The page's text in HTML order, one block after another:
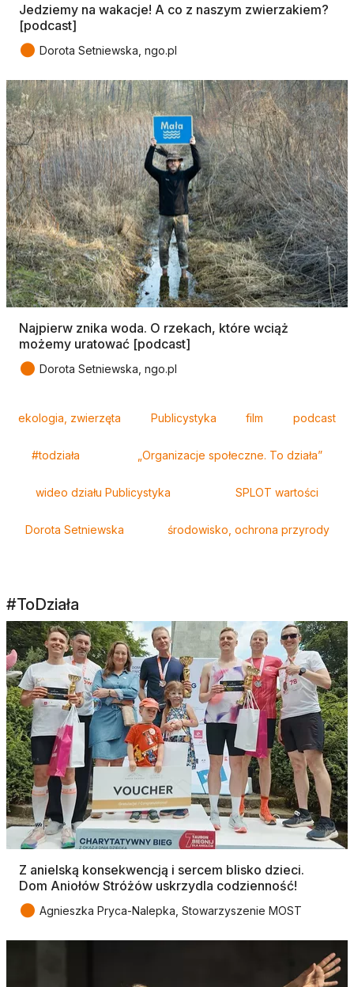
Jedziemy na wakacje! A co z naszym zwierzakiem?
[podcast]
● Dorota Setniewska, ngo.pl
Najpierw znika woda. O rzekach, które wciąż
możemy uratować [podcast]
● Dorota Setniewska, ngo.pl
ekologia, zwierzęta Publicystyka film podcast
#todziała „Organizacje społeczne. To działa”
wideo działu Publicystyka SPLOT wartości
Dorota Setniewska środowisko, ochrona przyrody
#ToDziała
Z anielską konsekwencją i sercem blisko dzieci.
Dom Aniołów Stróżów uskrzydla codzienność!
● Agnieszka Pryca-Nalepka, Stowarzyszenie MOST